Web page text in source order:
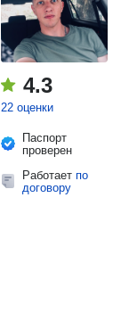
4.3
22 оценки
Паспорт
проверен
Работает по
договору